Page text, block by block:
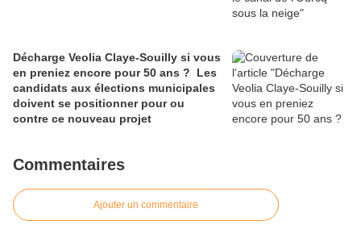
Décharge Veolia Claye-Souilly si vous
en preniez encore pour 50 ans ? Les
candidats aux élections municipales
doivent se positionner pour ou
contre ce nouveau projet
Commentaires
Ajouter un commentaire